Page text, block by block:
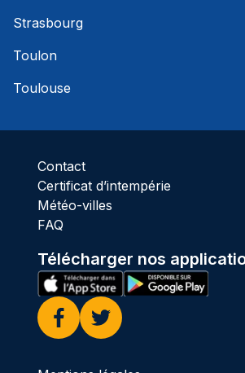
Strasbourg
Toulon
Toulouse
Contact
Certificat d’intempérie
Météo-villes
FAQ
Télécharger nos
Facebook
Twitter